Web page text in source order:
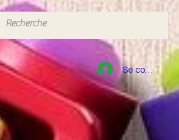
Se connecter